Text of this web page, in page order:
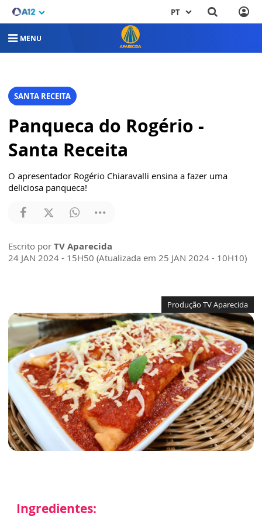
PT
MENU
SANTA RECEITA
Panqueca do Rogério -
Santa Receita
O apresentador Rogério Chiaravalli ensina a fazer uma
deliciosa panqueca!
Escrito por TV Aparecida
24 JAN 2024 - 15H50 (Atualizada em 25 JAN 2024 - 10H10)
Produção TV Aparecida
Ingredientes: